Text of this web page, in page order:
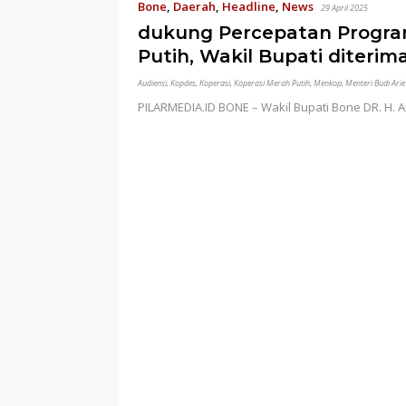
Bone, Daerah, Headline, News 29 April 2025
dukung Percepatan
Putih, Wakil Bupati
Audiensi, Kopdes, Koperasi, Koperasi Merah Putih, Menkop, Menteri Budi Arie
PILARMEDIA.ID BONE – Wakil Bupati Bone DR.